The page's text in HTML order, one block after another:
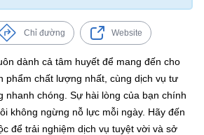
Chỉ đường Website
dành cả tâm huyết để mang đến cho
phẩm chất lượng nhất, cùng dịch vụ tư
nhanh chóng. Sự hài lòng của bạn chính
không ngừng nỗ lực mỗi ngày. Hãy đến
để trải nghiệm dịch vụ tuyệt vời và sở